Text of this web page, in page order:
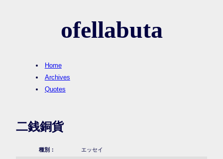
ofellabuta
Home
Archives
Quotes
二銭銅貨
種別： エッセイ